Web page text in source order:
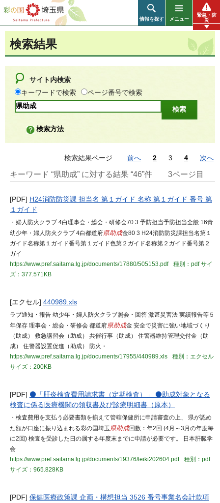
彩の国 埼玉県
情報を探す メニュー
緊急・防
災
検索結果
サイト内検索
キーワードで検索
ページ番号で検索
検索方法
検索結果ページ 前へ 2 3 4 次へ
キーワード “県助成” に対する結果 “46”件 3ページ目
[PDF] H24消防防災課 担当名 第１ガイド 名称 第１ガイド 番号 第
１ガイド
・婦人防火クラブ 4白理事会・総会・研修会70 3 予防担当予防担当全般 16青
幼少年・婦人防火クラブ 4白都道府県助成金80 3 H24消防防災課担当名第１
ガイド名称第１ガイド番号第１ガイド色第２ガイド名称第２ガイド番号第２
ガイ
https://www.pref.saitama.lg.jp/documents/17880/505153.pdf
種別：pdfサイ
ズ：377.571KB
[エクセル] 440989.xls
ラブ通知・報告 幼少年・婦人防火クラブ照会・回答 激甚災害法 実績報告等５
年保存 理事会・総会・研修会 都道府県助成金 安全で災害に強い地域づくり
（助成） 救急講習会（助成） 共催行事（助成） 住警器維持管理交付金（助
成） 住警器設置促進（助成） 防火・
https://www.pref.saitama.lg.jp/documents/17955/440989.xls
種別：エクセル
サイズ：200KB
[PDF] ⚫「肝炎検査費用請求書（定期検査）」 ⚫助成対象となる
検査に係る医療機関の領収書及び診療明細書（原本）
・検査費用を支払う必要書類を揃えて管轄保健所に申請審査の上、 県が認め
た額が口座に振り込まれる彩の国埼玉県助成回数：年2回 (4月～3月の年度毎
に2回) 検査を受診した日の属する年度末までに申請が必要です。 日本肝臓学
会
https://www.pref.saitama.lg.jp/documents/19376/teiki202604.pdf
種別：pdf
サイズ：965.828KB
[PDF] 保健医療政策課 企画・構想担当 3526 番号事業名会計款項